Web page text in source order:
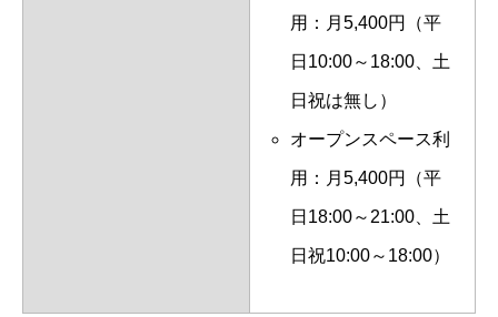
用：月5,400円（平
日10:00～18:00、土
日祝は無し）
オープンスペース利
用：月5,400円（平
日18:00～21:00、土
日祝10:00～18:00）